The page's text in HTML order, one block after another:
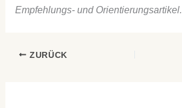
Empfehlungs- und Orientierungsartikel.
ZURÜCK